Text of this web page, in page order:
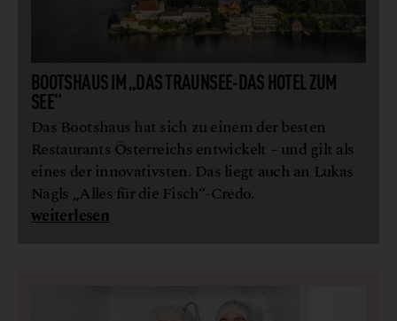
BOOTSHAUS IM „DAS TRAUNSEE-DAS HOTEL ZUM
SEE“
Das Bootshaus hat sich zu einem der besten
Restaurants Österreichs entwickelt – und gilt als
eines der innovativsten. Das liegt auch an Lukas
Nagls „Alles für die Fisch“-Credo.
weiterlesen